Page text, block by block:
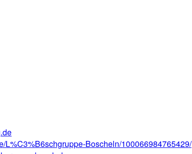
L%C3%B6schgruppe-Boscheln/100066984765429/